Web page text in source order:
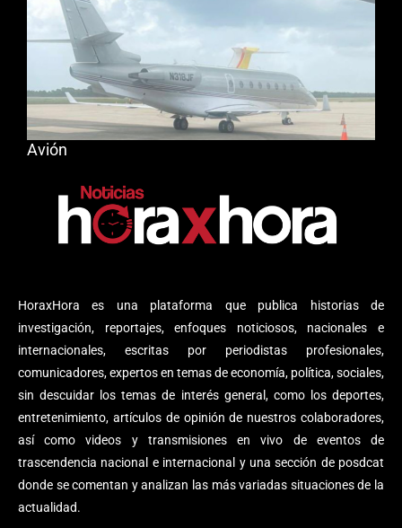
HoraxHora es una plataforma que publica historias de
investigación, reportajes, enfoques noticiosos, nacionales e
internacionales, escritas por periodistas profesionales,
comunicadores, expertos en temas de economía, política, sociales,
sin descuidar los temas de interés general, como los deportes,
entretenimiento, artículos de opinión de nuestros colaboradores,
así como videos y transmisiones en vivo de eventos de
trascendencia nacional e internacional y una sección de posdcat
donde se comentan y analizan las más variadas situaciones de la
actualidad.
Avión